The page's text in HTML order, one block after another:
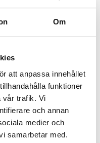
Om
att anpassa innehållet
funktioner
vår trafik. Vi
och annan
medier och
samarbetar med.